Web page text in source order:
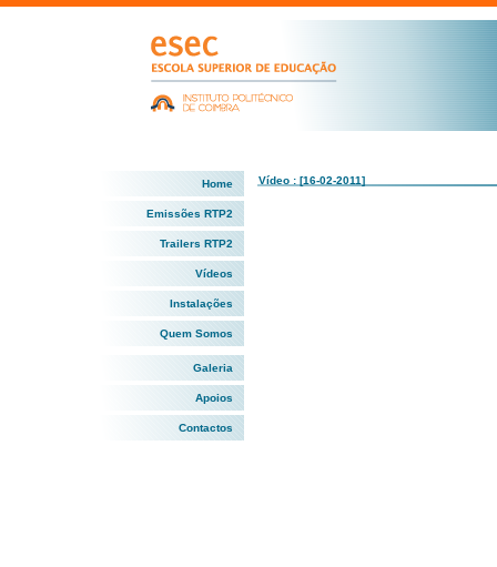
Home
Emissões RTP2
Trailers RTP2
Vídeos
Instalações
Quem Somos
Galeria
Apoios
Contactos
Vídeo : [16-02-2011]